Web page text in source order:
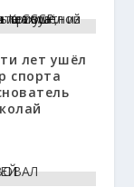
лет ушёл
спорта